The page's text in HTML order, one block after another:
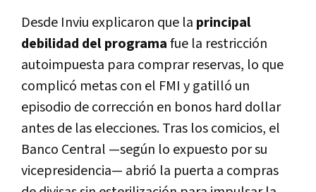
Desde Inviu explicaron que la principal
debilidad del programafue la restricción
autoimpuesta para comprar reservas, lo que
complicó metas con el FMI y gatilló un
episodio de corrección en bonos hard dollar
antes de las elecciones. Tras los comicios, el
Banco Central —según lo expuesto por su
vicepresidencia— abrió la puerta a compras